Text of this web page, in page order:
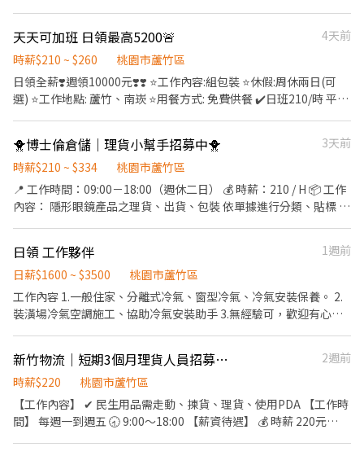
0906163268 (也可賴搜尋)
20：00-08：00(時薪260)🔥夜班加班穩拿十W🔥
▃▃▃▃▃▃▃▃▃▃▃▃▃▃▃▃ 🔥可現金 日領全薪 周領最高1
萬🔥 穩定加班 供住宿 免伙食 🔥休假：周休二日(多班可選) A班固定
休周二-周三 B班固定休週三-周四 C班固定休週五-週六
▃▃▃▃▃▃▃▃▃▃▃▃▃▃▃▃ 🔥薪資結構： 🔥日班時薪210
時薪260 日領:平日2770週六4680週日5200 🔥月平均:60940-
104600 (夜班隔天下夜) 🔥可日領全薪 週領上限業界最高一萬 進入
點：大園 蘆竹 湖口 🔥交通車地點：桃園 中壢 內壢 平鎮 ▃▃▃▃▃
報名資訊 ▃▃▃▃▃ 🔥賴 ID：0906855976 🔥手機：0906855976
紀先生 🔥https://lin.ee/r2EHPZ7🔥
天天可加班 日領最高5200🚨
4天前
時薪$210 ~ $260
桃園市蘆竹區
日領全薪❣️週領10000元❣️❣️ ⭐️工作內容:組包裝 ⭐️休假:周休兩日(可
選) ⭐️工作地點: 蘆竹、南崁 ⭐️用餐方式: 免費供餐 ✔️日班210/時 平
元 日班 08:00–17:30（加班至20:00） 夜班 20:00–05:30（加班至
08:00） 🔺桃園、中壢有免費交通車 🔺免費供餐、免無塵服 🔺提供
員工宿舍免押金免水電 🔺提供日領、週領 🔺書審報名 🔺無經驗可 --
--------------------------- 🌸聯絡方式 電話:0980865986 盧小姐 🌟
🐥博士倫倉儲｜理貨小幫手招募中🐥
3天前
時薪$210 ~ $334
桃園市蘆竹區
📍 工作時間：09:00－18:00（週休二日） 💰 時薪：210 / H 📦 工作
內容： 隱形眼鏡產品之理貨、出貨、包裝 依單據進行分類、貼標 倉
求條件： 踏實肯做、配合度高 能搬運中輕量物品 有倉儲作業經驗佳
（無經驗也可） 📍 工作地點：博士倫倉儲中心（可提供實際地址）
日領 工作夥伴
1週前
日薪$1600 ~ $3500
桃園市蘆竹區
工作內容 1.一般住家、分離式冷氣、窗型冷氣、冷氣安裝保養。 2.
裝潢場冷氣空調施工、協助冷氣安裝助手 3.無經驗可，歡迎有心學
新竹物流｜短期3個月理貨人員招募（長興B倉）
2週前
時薪$220
桃園市蘆竹區
【工作內容】 ✔ 民生用品需走動、揀貨、理貨、使用PDA 【工作時
間】 每週一到週五 🕣 9:00～18:00 【薪資待遇】 💰 時薪 220元